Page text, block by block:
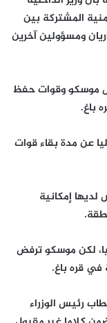
المشتركة بين
ومسؤولين آخرين
موسكو وقوات حفظ
باغ.
عن مدة بقاء قوات
إمكانية
لكن موسكو ترفض
في قره باغ.
رئيس الوزراء